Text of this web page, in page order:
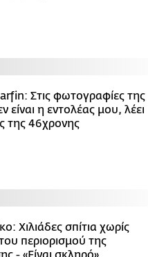
Στις φωτογραφίες της
είναι η εντολέας μου, λέει
της 46χρονης
Χιλιάδες σπίτια χωρίς
περιορισμού της